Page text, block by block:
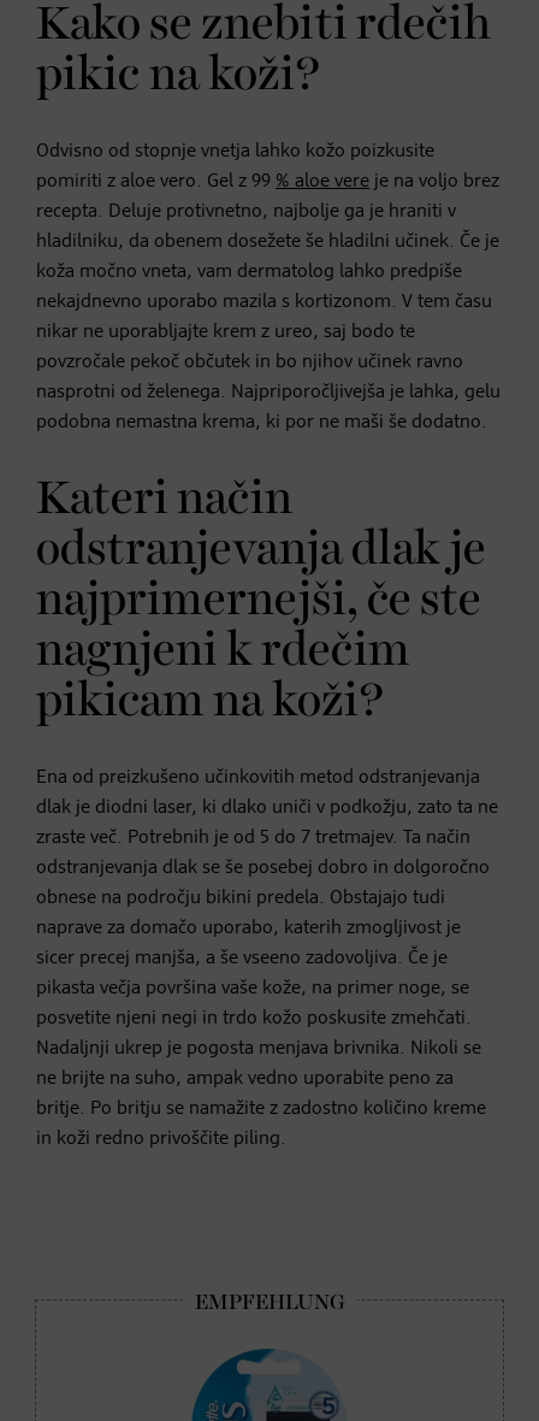
Kako se znebiti rdečih
pikic na koži?
Odvisno od stopnje vnetja lahko kožo poizkusite
pomiriti z aloe vero. Gel z 99 % aloe vere je na voljo brez
recepta. Deluje protivnetno, najbolje ga je hraniti v
hladilniku, da obenem dosežete še hladilni učinek. Če je
koža močno vneta, vam dermatolog lahko predpiše
nekajdnevno uporabo mazila s kortizonom. V tem času
nikar ne uporabljajte krem z ureo, saj bodo te
povzročale pekoč občutek in bo njihov učinek ravno
nasprotni od želenega. Najpriporočljivejša je lahka, gelu
podobna nemastna krema, ki por ne maši še dodatno.
Kateri način
odstranjevanja dlak je
najprimernejši, če ste
nagnjeni k rdečim
pikicam na koži?
Ena od preizkušeno učinkovitih metod odstranjevanja
dlak je diodni laser, ki dlako uniči v podkožju, zato ta ne
zraste več. Potrebnih je od 5 do 7 tretmajev. Ta način
odstranjevanja dlak se še posebej dobro in dolgoročno
obnese na področju bikini predela. Obstajajo tudi
naprave za domačo uporabo, katerih zmogljivost je
sicer precej manjša, a še vseeno zadovoljiva. Če je
pikasta večja površina vaše kože, na primer noge, se
posvetite njeni negi in trdo kožo poskusite zmehčati.
Nadaljnji ukrep je pogosta menjava brivnika. Nikoli se
ne brijte na suho, ampak vedno uporabite peno za
britje. Po britju se namažite z zadostno količino kreme
in koži redno privoščite piling.